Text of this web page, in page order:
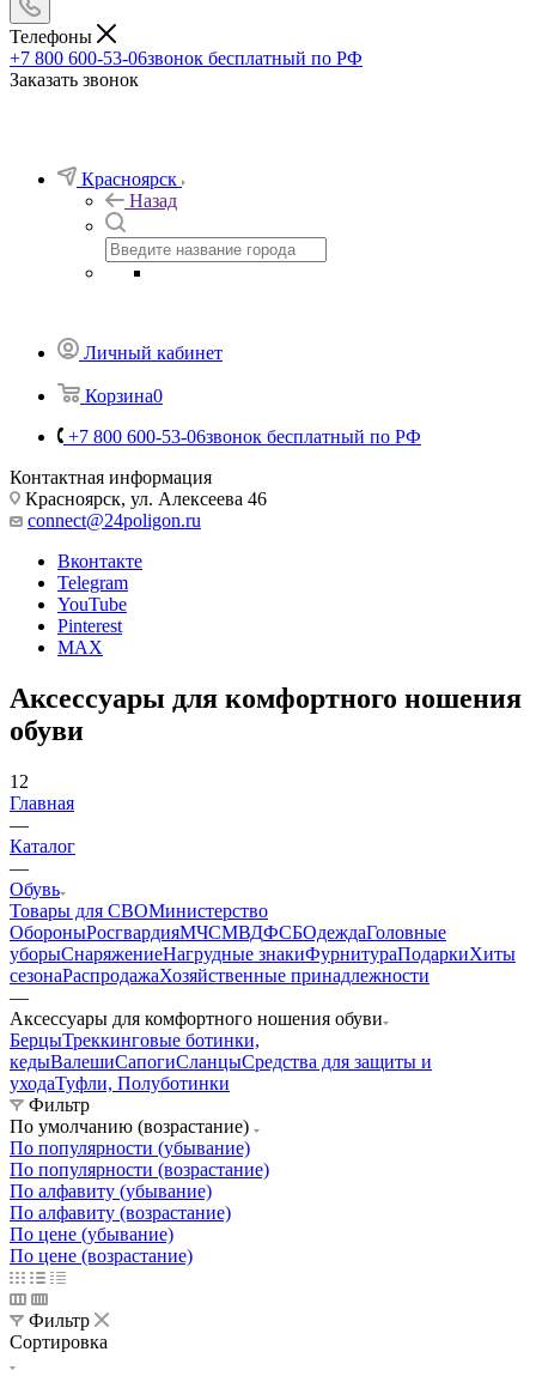
Телефоны
+7 800 600-53-06звонок бесплатный по РФ
Заказать звонок
Красноярск
Назад
Личный кабинет
Корзина0
+7 800 600-53-06звонок бесплатный по РФ
Контактная информация
Красноярск, ул. Алексеева 46
connect@24poligon.ru
Вконтакте
Telegram
YouTube
Pinterest
MAX
Аксессуары для комфортного ношения
обуви
12
Главная
—
Каталог
—
Обувь
Товары для СВОМинистерство
ОбороныРосгвардияМЧСМВДФСБОдеждаГоловные
уборыСнаряжениеНагрудные знакиФурнитураПодаркиХиты
сезонаРаспродажаХозяйственные принадлежности
—
Аксессуары для комфортного ношения обуви
БерцыТреккинговые ботинки,
кедыВалешиСапогиСланцыСредства для защиты и
уходаТуфли, Полуботинки
Фильтр
По умолчанию (возрастание)
По популярности (убывание)
По популярности (возрастание)
По алфавиту (убывание)
По алфавиту (возрастание)
По цене (убывание)
По цене (возрастание)
Фильтр
Сортировка